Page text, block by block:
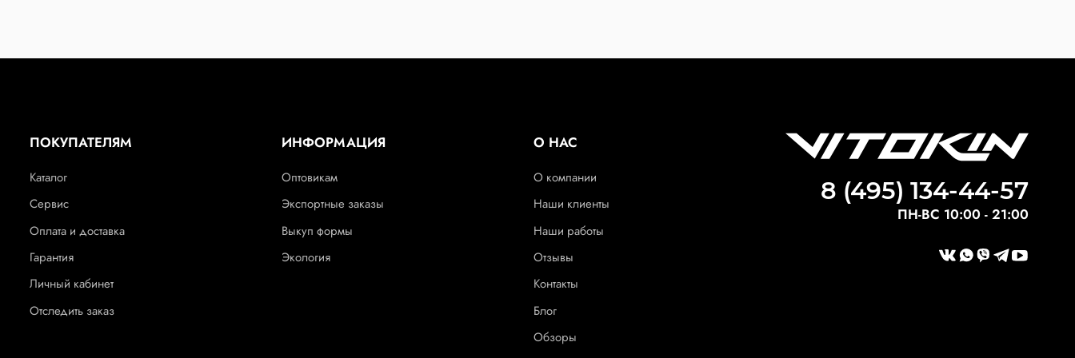
ПОКУПАТЕЛЯМ
Каталог
Сервис
Оплата и доставка
Гарантия
Личный кабинет
Отследить заказ
ИНФОРМАЦИЯ
Оптовикам
Экспортные заказы
Выкуп формы
Экология
О НАС
О компании
Наши клиенты
Наши работы
Отзывы
Контакты
Блог
Обзоры
8 (495) 134-44-57
ПН-ВС 10:00 - 21:00